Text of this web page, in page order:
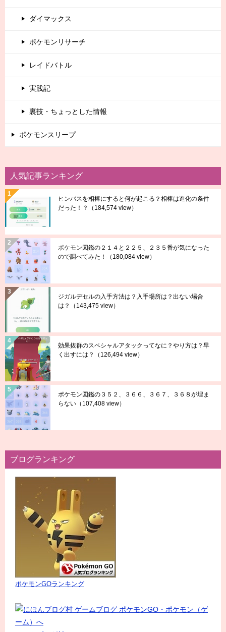
ダイマックス
ポケモンリサーチ
レイドバトル
実践記
裏技・ちょっとした情報
ポケモンスリープ
人気記事ランキング
ヒンバスを相棒にすると何が起こる？相棒は進化の条件
だった！？
（184,574 view）
ポケモン図鑑の２１４と２２５、２３５番が気になった
ので調べてみた！
（180,084 view）
ジガルデセルの入手方法は？入手場所は？出ない場合
は？
（143,475 view）
効果抜群のスペシャルアタックってなに？やり方は？早
く出すには？
（126,494 view）
ポケモン図鑑の３５２、３６６、３６７、３６８が埋ま
らない （107,408 view）
ブログランキング
ポケモンGOランキング